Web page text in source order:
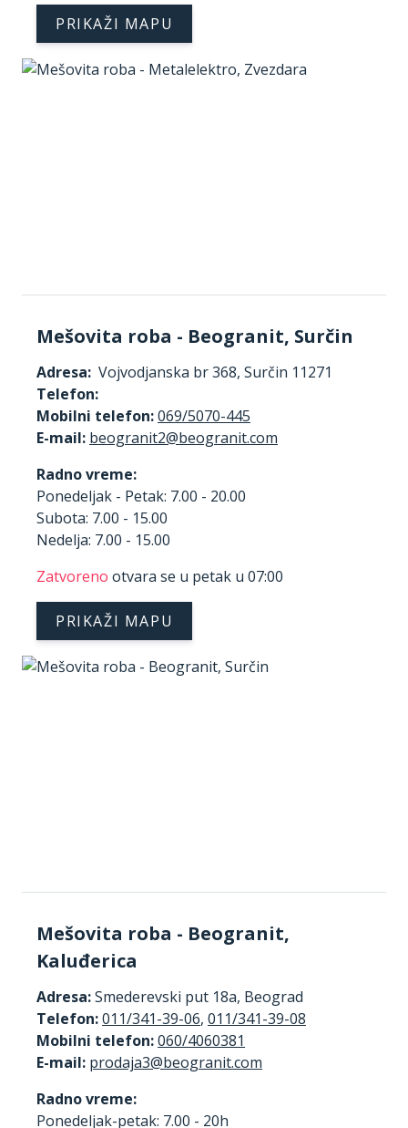
PRIKAŽI MAPU
Mešovita roba - Beogranit, Surčin
Adresa: Vojvodjanska br 368, Surčin 11271
Telefon:
Mobilni telefon:069/5070-445
E-mail:
Radno vreme:
Ponedeljak - Petak: 7.00 - 20.00
Subota: 7.00 - 15.00
Nedelja: 7.00 - 15.00
Zatvoreno otvara se u petak u 07:00
PRIKAŽI MAPU
Mešovita roba - Beogranit,
Kaluđerica
Adresa:Smederevski put 18a, Beograd
Telefon:011/341-39-06, 011/341-39-08
Mobilni telefon:060/4060381
E-mail:
Radno vreme:
Ponedeljak-petak: 7.00 - 20h